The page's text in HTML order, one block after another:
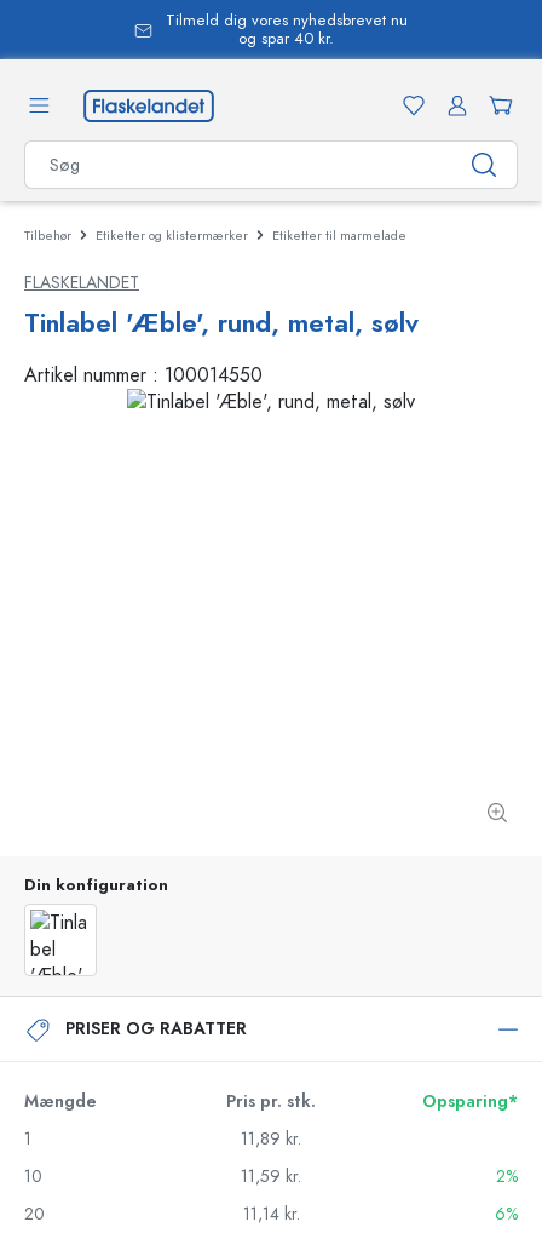
Tilmeld dig vores nyhedsbrevet nu
og spar 40 kr.
Tilbehør Etiketter og klistermærker Etiketter til marmelade
FLASKELANDET
Tinlabel 'Æble', rund, metal, sølv
Artikel nummer : 100014550
Din konfiguration
PRISER OG RABATTER
Mængde Pris pr. stk.
Opsparing*
1
11,89 kr.
10
11,59 kr.
2%
20
11,14 kr.
6%